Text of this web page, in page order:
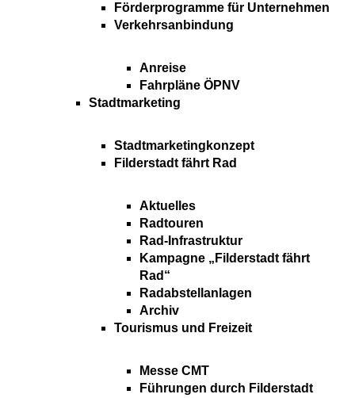
Förderprogramme für Unternehmen
Verkehrsanbindung
Anreise
Fahrpläne ÖPNV
Stadtmarketing
Stadtmarketingkonzept
Filderstadt fährt Rad
Aktuelles
Radtouren
Rad-Infrastruktur
Kampagne „Filderstadt fährt
Rad“
Radabstellanlagen
Archiv
Tourismus und Freizeit
Messe CMT
Führungen durch Filderstadt